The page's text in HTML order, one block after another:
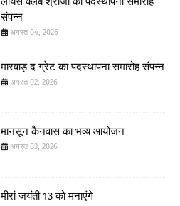
संपन्न
अगस्त 04, 2026
मारवाड़ द ग्रेट का पदस्थापना समारोह संपन्न
अगस्त 02, 2026
मानसून कैनवास का भव्य आयोजन
अगस्त 03, 2026
मीरां जयंती 13 को मनाएंगे